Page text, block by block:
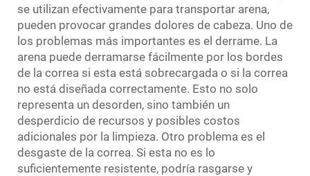
se utilizan efectivamente para transportar arena,
pueden provocar grandes dolores de cabeza. Uno de
los problemas más importantes es el derrame. La
arena puede derramarse fácilmente por los bordes
de la correa si esta está sobrecargada o si la correa
no está diseñada correctamente. Esto no solo
representa un desorden, sino también un
desperdicio de recursos y posibles costos
adicionales por la limpieza. Otro problema es el
desgaste de la correa. Si esta no es lo
suficientemente resistente, podría rasgarse y